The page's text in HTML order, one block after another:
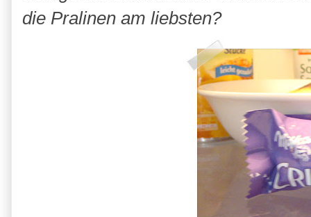
die Pralinen am liebsten?